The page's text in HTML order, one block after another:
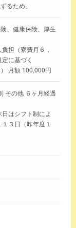
るため。
、健康保険、厚生
担（寮費月６，
に基づく
月額 100,000円
その他 ６ヶ月経過
はシフト制によ
３日（昨年度１